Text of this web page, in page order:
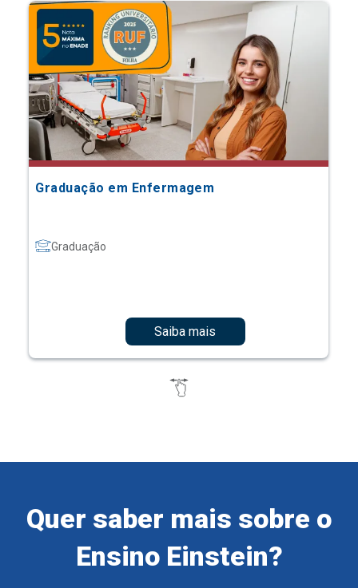
Graduação em Enfermagem
Graduação
Saiba mais
Quer saber mais sobre o
Ensino Einstein?